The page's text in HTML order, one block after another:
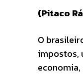
(Pitaco
O
impostos,